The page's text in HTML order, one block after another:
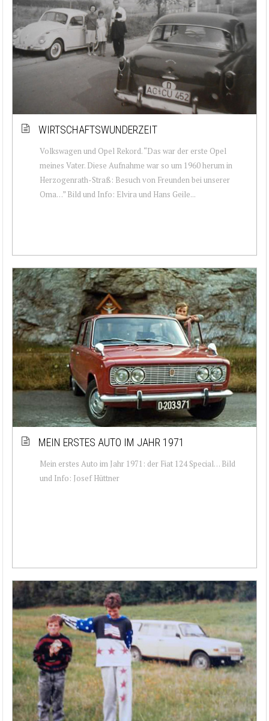
WIRTSCHAFTSWUNDERZEIT
Volkswagen und Opel Rekord. “Das war der erste Opel
meines Vater. Diese Aufnahme war so um 1960 herum in
Herzogenrath-Straß: Besuch von Freunden bei unserer
Oma…” Bild und Info: Elvira und Hans Geile...
MEIN ERSTES AUTO IM JAHR 1971
Mein erstes Auto im Jahr 1971: der Fiat 124 Special… Bild
und Info: Josef Hüttner